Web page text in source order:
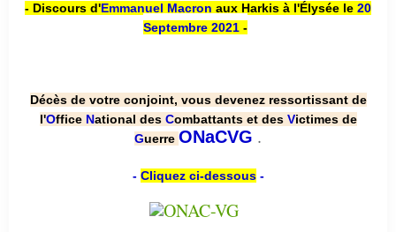
- Discours d'Emmanuel Macron aux Harkis à l'Élysée le 20
Septembre 2021 -
Décès de votre conjoint, vous devenez ressortissant de
l'Office National des Combattants et des Victimes de
Guerre ONaCVG .
- Cliquez ci-dessous-